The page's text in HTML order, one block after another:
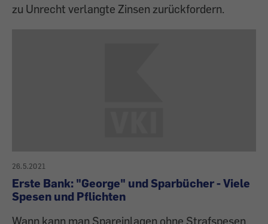
zu Unrecht verlangte Zinsen zurückfordern.
26.5.2021
Erste Bank: "George" und Sparbücher - Viele
Spesen und Pflichten
Wann kann man Spareinlagen ohne Strafspesen